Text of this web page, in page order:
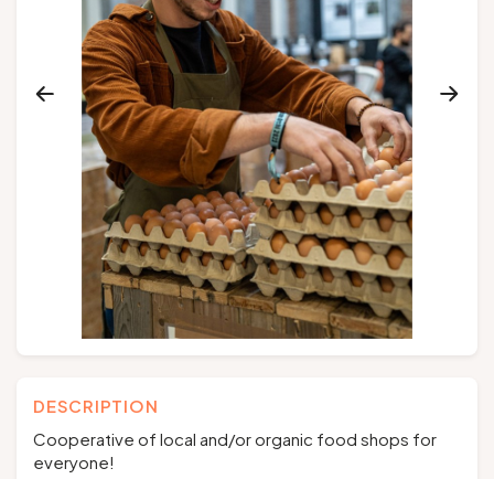
Follow us
Groups and tour operators
NL DE
DESCRIPTION
Cooperative of local and/or organic food shops for
everyone!